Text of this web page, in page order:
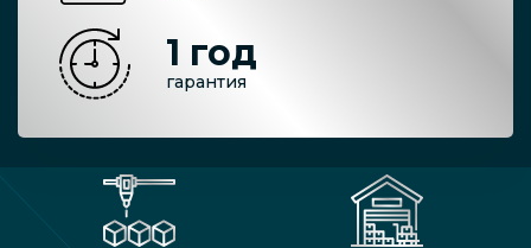
1 год
гарантия